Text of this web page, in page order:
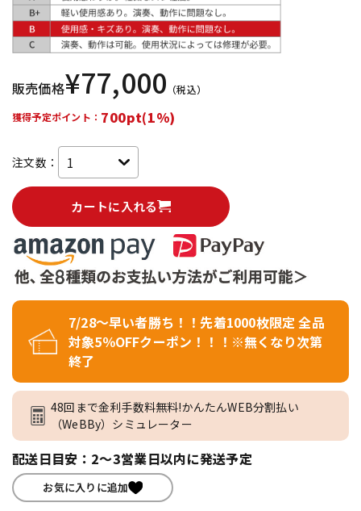
販売価格¥77,000 （税込）
獲得予定ポイント： 700pt(1%)
注文数：
カートに入れる
7/28～早い者勝ち！！先着1000枚限定 全品
対象5％OFFクーポン！！！※無くなり次第
終了
48回まで金利手数料無料!かんたんWEB分割払い
（WeBBy）シミュレーター
配送日目安：2～3営業日以内に発送予定
お気に入りに追加